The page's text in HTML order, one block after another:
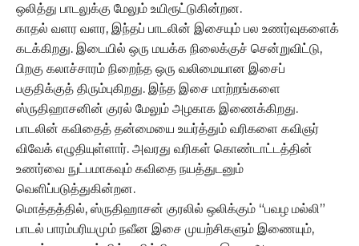
ஒலித்து பாடலுக்கு மேலும் உயிரூட்டுகின்றன.
காதல் வளர வளர, இந்தப் பாடலின் இசையும் பல உணர்வுகளைக்
கடக்கிறது. இடையில் ஒரு மயக்க நிலைக்குச் சென்றுவிட்டு,
பிறகு கலாச்சாரம் நிறைந்த ஒரு வலிமையான இசைப்
பகுதிக்குத் திரும்புகிறது. இந்த இசை மாற்றங்களை
ஸ்ருதிஹாசனின் குரல் மேலும் அழகாக இணைக்கிறது.
பாடலின் கவிதைத் தன்மையை உயர்த்தும் வரிகளை கவிஞர்
விவேக் எழுதியுள்ளார். அவரது வரிகள் கொண்டாட்டத்தின்
உணர்வை நுட்பமாகவும் கவிதை நயத்துடனும்
வெளிப்படுத்துகின்றன.
மொத்தத்தில், ஸ்ருதிஹாசன் குரலில் ஒலிக்கும் “பவழ மல்லி”
பாடல் பாரம்பரியமும் நவீன இசை முயற்சிகளும் இணையும்,